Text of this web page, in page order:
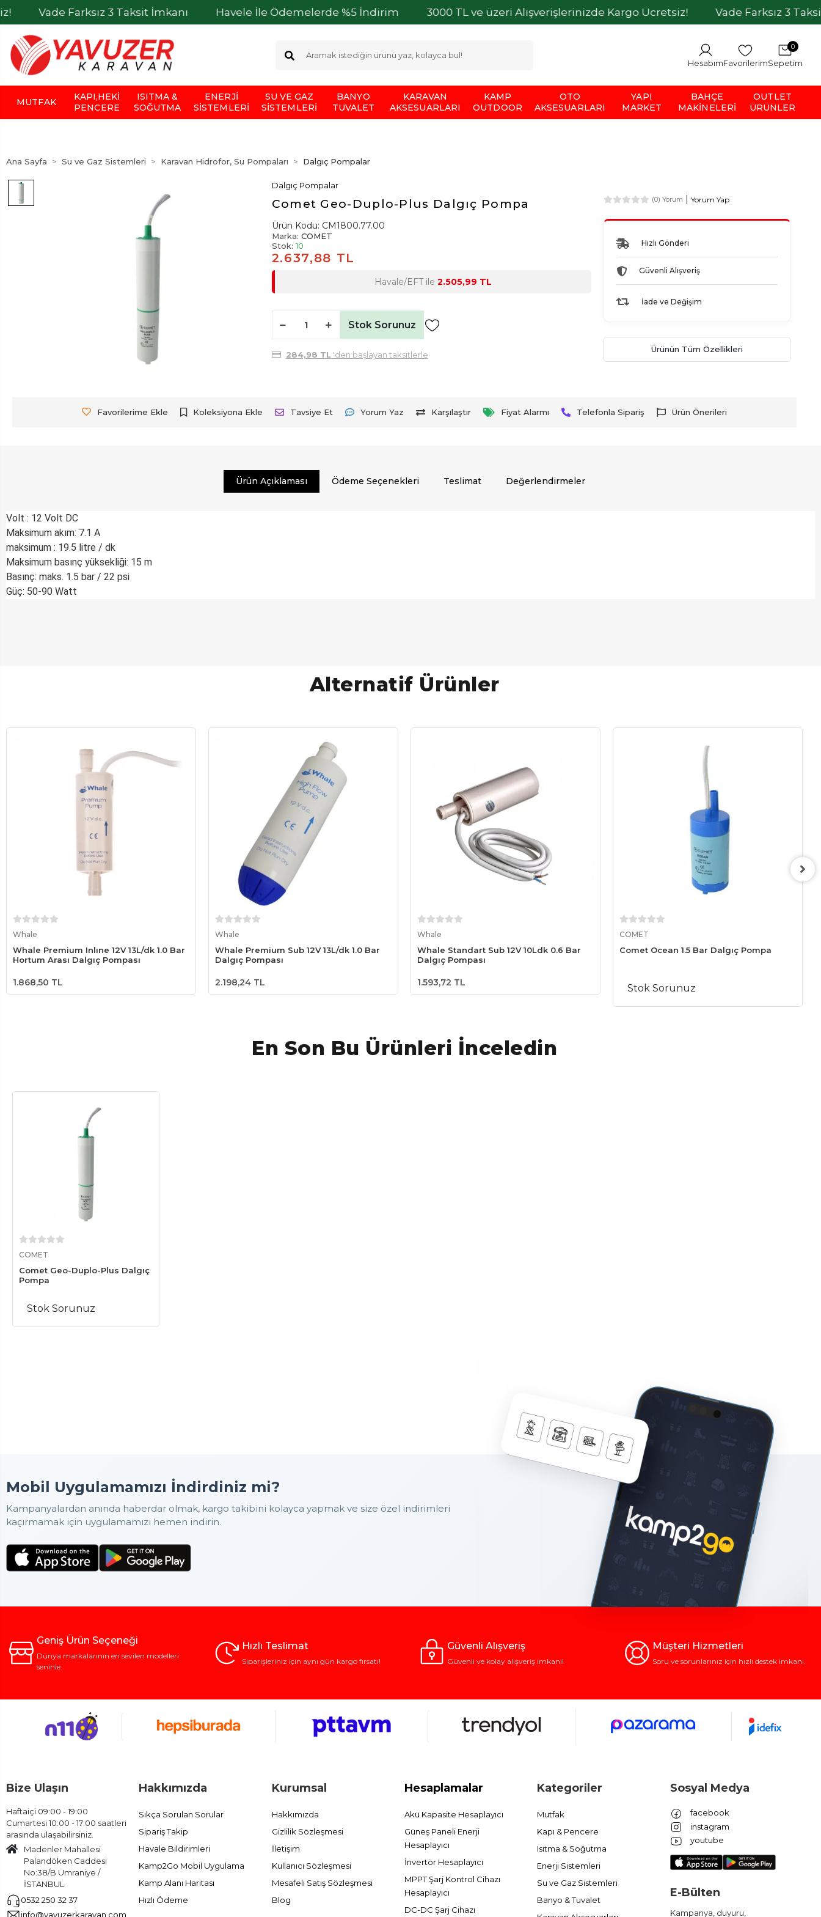
Farksız 3 Taksit İmkanı Havele İle Ödemelerde %5 İndirim 3000 TL ve üzeri Alışverişlerinizde Kargo Ücretsiz! Vade Farksız 3 Taksit İmkanı
HesabımFavorilerim
0
Sepetim
MUTFAK
KAPI,HEKI
PENCERE
ISITMA &
SOĞUTMA
ENERJI
SISTEMLERI
SU VE GAZ
SISTEMLERI
BANYO
TUVALET
KARAVAN
AKSESUARLARI
KAMP
OUTDOOR
OTO
AKSESUARLARI
YAPI
MARKET
BAHÇE
MAKINELERI
OUTLET
ÜRÜNLER
Ana Sayfa Su ve Gaz Sistemleri Karavan Hidrofor, Su Pompaları Dalgıç Pompalar
Dalgıç Pompalar
Comet Geo-Duplo-Plus Dalgıç Pompa
Ürün Kodu: CM1800.77.00
Marka: COMET
Stok: 10
2.637,88 TL
Havale/EFT ile 2.505,99 TL
Stok Sorunuz
284,98 TL'den başlayan taksitlerle
(0) Yorum Yorum Yap
Hızlı Gönderi
Güvenli Alışveriş
İade ve Değişim
Ürünün Tüm Özellikleri
Favorilerime Ekle Koleksiyona Ekle Tavsiye Et Yorum Yaz Karşılaştır Fiyat Alarmı Telefonla Sipariş Ürün Önerileri
Ürün Açıklaması Ödeme Seçenekleri Teslimat Değerlendirmeler
Volt : 12 Volt DC
Maksimum akım: 7.1 A
maksimum : 19.5 litre / dk
Maksimum basınç yüksekliği: 15 m
Basınç: maks. 1.5 bar / 22 psi
Güç: 50-90 Watt
Alternatif Ürünler
Whale
Whale Premium Inlıne 12V 13L/dk 1.0 Bar
Hortum Arası Dalgıç Pompası
1.868,50 TL
Whale
Whale Premium Sub 12V 13L/dk 1.0 Bar
Dalgıç Pompası
2.198,24 TL
Whale
Whale Standart Sub 12V 10Ldk 0.6 Bar
Dalgıç Pompası
1.593,72 TL
COMET
Comet Ocean 1.5 Bar Dalgıç Pompa
Stok Sorunuz
En Son Bu Ürünleri İnceledin
COMET
Comet Geo-Duplo-Plus Dalgıç
Pompa
Stok Sorunuz
Mobil Uygulamamızı İndirdiniz mi?
Kampanyalardan anında haberdar olmak, kargo takibini kolayca yapmak ve size özel indirimleri
kaçırmamak için uygulamamızı hemen indirin.
Geniş Ürün Seçeneği
Dünya markalarının en sevilen modelleri
seninle.
Hızlı Teslimat
Siparişleriniz için aynı gün kargo fırsatı!
Güvenli Alışveriş
Güvenli ve kolay alışveriş imkanı!
Müşteri Hizmetleri
Soru ve sorunlarınız için hızlı destek imkanı.
Bize Ulaşın
Haftaiçi 09:00 - 19:00
Cumartesi 10:00 - 17:00 saatleri
arasında ulaşabilirsiniz.
Madenler Mahallesi
Palandöken Caddesi
No:38/B Ümraniye /
İSTANBUL
0532 250 32 37
info@yavuzerkaravan.com
Hakkımızda
Sıkça Sorulan Sorular
Sipariş Takip
Havale Bildirimleri
Kamp2Go Mobil Uygulama
Kamp Alanı Haritası
Hızlı Ödeme
Kurumsal
Hakkımızda
Gizlilik Sözleşmesi
İletişim
Kullanıcı Sözleşmesi
Mesafeli Satış Sözleşmesi
Blog
Hesaplamalar
Akü Kapasite Hesaplayıcı
Güneş Paneli Enerji
Hesaplayıcı
İnvertör Hesaplayıcı
MPPT Şarj Kontrol Cihazı
Hesaplayıcı
DC-DC Şarj Cihazı
Kategoriler
Mutfak
Kapı & Pencere
Isıtma & Soğutma
Enerji Sistemleri
Su ve Gaz Sistemleri
Banyo & Tuvalet
Sosyal Medya
facebook
instagram
youtube
E-Bülten
Kampanya, duyuru,